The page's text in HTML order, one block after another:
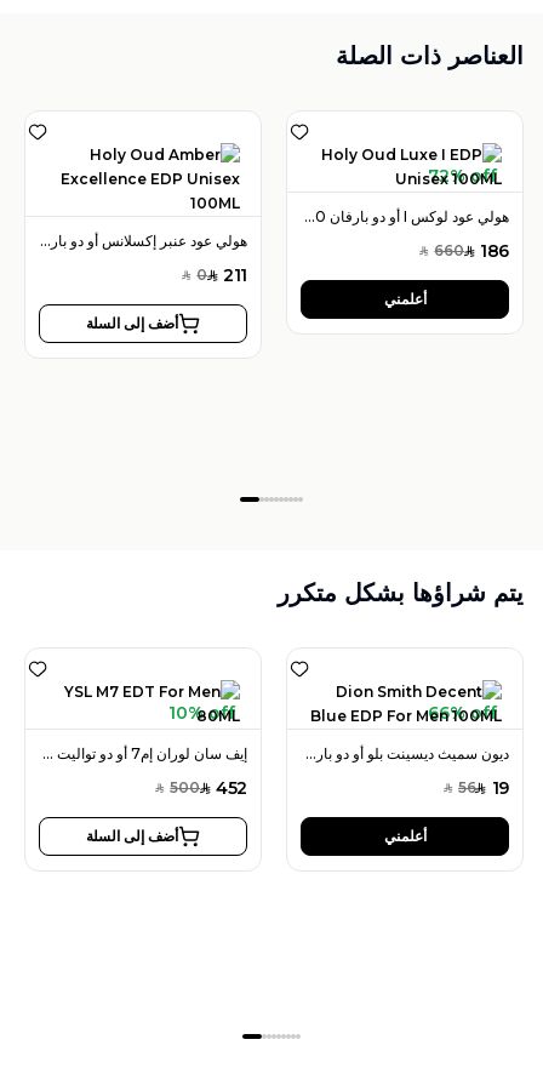
العناصر ذات الصلة
هولي عود عنبر إكسلانس أو دو بارفان 100 مل للجنسين
SAR 211
SAR 0
أضف إلى السلة
72% off
هولي عود لوكس I أو دو بارفان 100 مل للجنسين
SAR 186
SAR 660
أعلمني
يتم شراؤها بشكل متكرر
10% off
إيف سان لوران إم7 أو دو تواليت 80 مل للرجال
SAR 452
SAR 500
أضف إلى السلة
66% off
ديون سميث ديسينت بلو أو دو بارفان 100 مل للرجال
SAR 19
SAR 56
أعلمني